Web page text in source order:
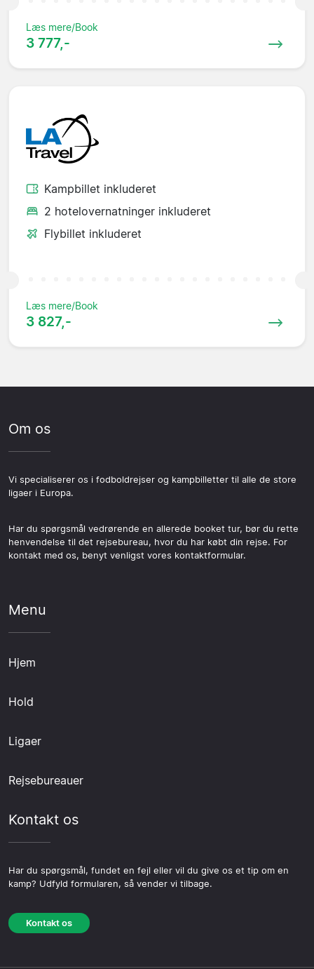
Læs mere/Book
3 777,-
Kampbillet inkluderet
2 hotelovernatninger inkluderet
Flybillet inkluderet
Læs mere/Book
3 827,-
Om os
Vi specialiserer os i fodboldrejser og kampbilletter til alle de store
ligaer i Europa.
Har du spørgsmål vedrørende en allerede booket tur, bør du rette
henvendelse til det rejsebureau, hvor du har købt din rejse. For
kontakt med os, benyt venligst vores kontaktformular.
Menu
Hjem
Hold
Ligaer
Rejsebureauer
Kontakt os
Har du spørgsmål, fundet en fejl eller vil du give os et tip om en
kamp? Udfyld formularen, så vender vi tilbage.
Kontakt os